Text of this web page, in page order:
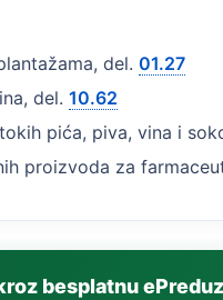
del. 01.27
del. 10.62
pića, piva, vina i
proizvoda za
besplatnu